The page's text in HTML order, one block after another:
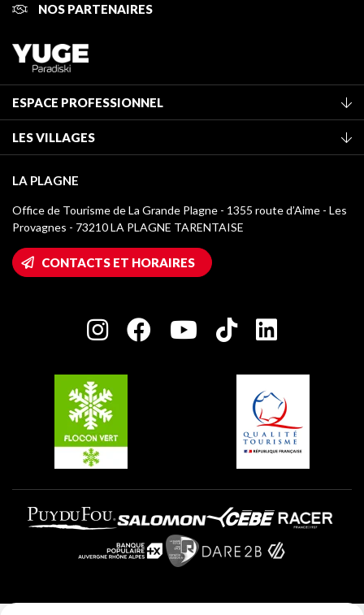
NOS PARTENAIRES
ESPACE PROFESSIONNEL
Classement des meublés
Taxe de séjour
Médiathèque
Logos La Plagne
Accès Wifi
Maison des Propriétaires
Charte des Acteurs Engagés
LES VILLAGES
Montchavin - Les Coches
Champagny-en-Vanoise
Plagne 1800
Plagne Villages
Plagne Aime 2000
LA PLAGNE
Office de Tourisme de La Grande Plagne - 1355 route d’Aime - Les
Provagnes - 73210 LA PLAGNE TARENTAISE
CONTACTS ET HORAIRES